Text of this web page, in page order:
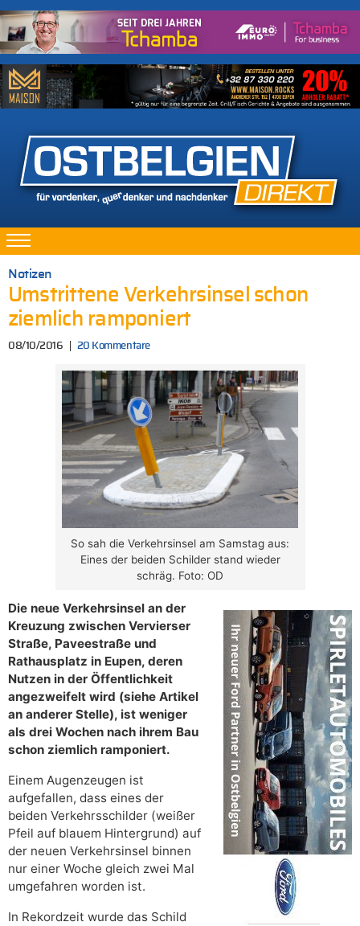
Notizen
Umstrittene Verkehrsinsel schon
ziemlich ramponiert
08/10/2016 20 Kommentare
So sah die Verkehrsinsel am Samstag aus:
Eines der beiden Schilder stand wieder
schräg. Foto: OD
Die neue Verkehrsinsel an der
Kreuzung zwischen Vervierser
Straße, Paveestraße und
Rathausplatz in Eupen, deren
Nutzen in der Öffentlichkeit
angezweifelt wird (siehe Artikel
an anderer Stelle), ist weniger
als drei Wochen nach ihrem Bau
schon ziemlich ramponiert.
Einem Augenzeugen ist
aufgefallen, dass eines der
beiden Verkehrsschilder (weißer
Pfeil auf blauem Hintergrund) auf
der neuen Verkehrsinsel binnen
nur einer Woche gleich zwei Mal
umgefahren worden ist.
In Rekordzeit wurde das Schild